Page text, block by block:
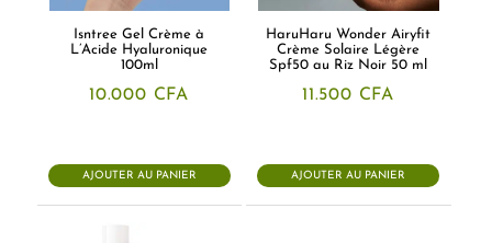
Isntree Gel Crème à
L’Acide Hyaluronique
100ml
10.000 CFA
AJOUTER AU PANIER
HaruHaru Wonder Airyfit
Crème Solaire Légère
Spf50 au Riz Noir 50 ml
11.500 CFA
AJOUTER AU PANIER